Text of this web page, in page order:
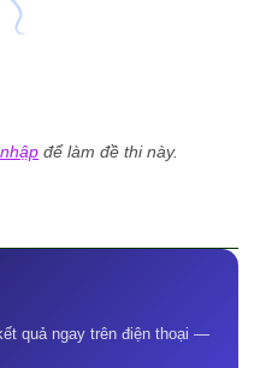
để làm đề thi này.
quả ngay trên điện thoại —